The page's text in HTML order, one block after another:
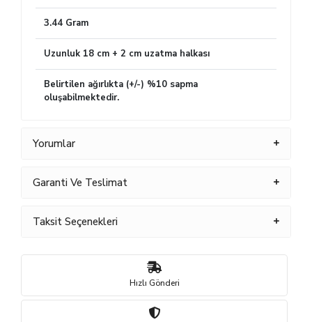
3.44 Gram
Uzunluk 18 cm + 2 cm uzatma halkası
Belirtilen ağırlıkta (+/-) %10 sapma
oluşabilmektedir.
Yorumlar
Garanti Ve Teslimat
Taksit Seçenekleri
Hızlı Gönderi